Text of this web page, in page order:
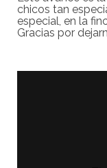
chicos tan
especial, en la
Gracias por